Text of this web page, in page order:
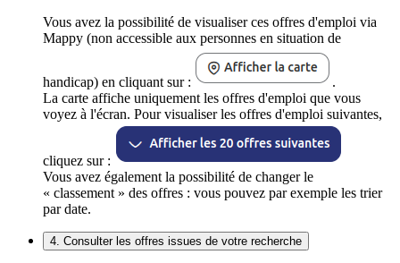
Vous avez la possibilité de visualiser ces offres d'emploi via
Mappy (non accessible aux personnes en situation de
handicap) en cliquant sur :
.
La carte affiche uniquement les offres d'emploi que vous
voyez à l'écran. Pour visualiser les offres d'emploi suivantes,
cliquez sur :
Vous avez également la possibilité de changer le
« classement » des offres : vous pouvez par exemple les trier
par date.
4. Consulter les offres issues de votre recherche